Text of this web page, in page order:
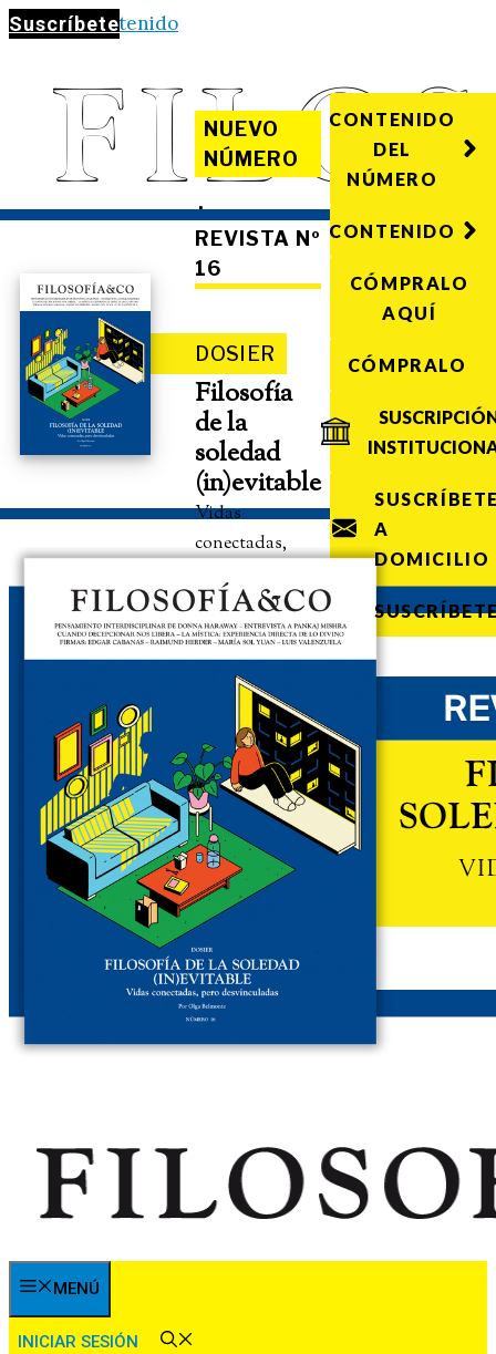
Suscríbete
Saltar al contenido
NUEVO
NÚMERO
·
REVISTA Nº
16
DOSIER
Filosofía
de la
soledad
(in)evitable
Vidas
conectadas,
desvinculadas
CONTENIDO
DEL
NÚMERO
CONTENIDO
CÓMPRALO
AQUÍ
CÓMPRALO
A
DOMICILIO
MENÚ
INICIAR SESIÓN